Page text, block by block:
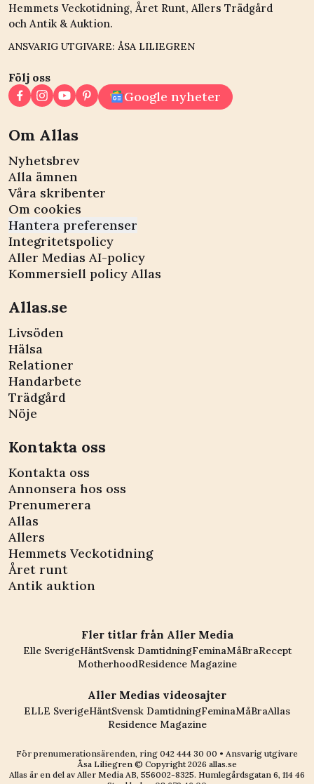
Hemmets Veckotidning, Året Runt, Allers Trädgård
och Antik & Auktion.
ANSVARIG UTGIVARE: ÅSA LILIEGREN
Följ oss
Google nyheter
Om Allas
Nyhetsbrev
Alla ämnen
Våra skribenter
Om cookies
Hantera preferenser
Integritetspolicy
Aller Medias AI-policy
Kommersiell policy Allas
Allas.se
Livsöden
Hälsa
Relationer
Handarbete
Trädgård
Nöje
Kontakta oss
Kontakta oss
Annonsera hos oss
Prenumerera
Allas
Allers
Hemmets Veckotidning
Året runt
Antik auktion
Fler titlar från Aller Media
Elle SverigeHäntSvensk DamtidningFeminaMåBraRecept
MotherhoodResidence Magazine
Aller Medias videosajter
ELLE SverigeHäntSvensk DamtidningFeminaMåBraAllas
Residence Magazine
För prenumerationsärenden, ring 042 444 30 00 • Ansvarig utgivare
Åsa Liliegren © Copyright2026 allas.se
Allas är en del av Aller Media AB, 556002-8325. Humlegårdsgatan 6, 114 46